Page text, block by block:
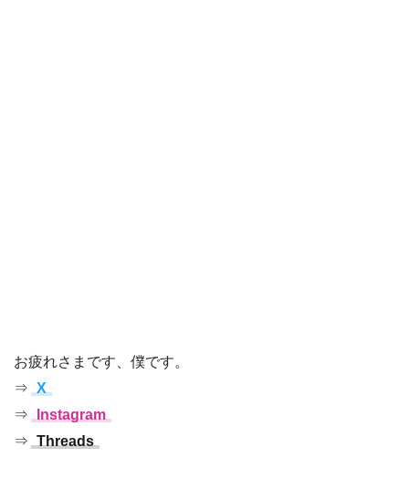
お疲れさまです、僕です。
⇒ X
⇒
Instagram
⇒ Threads